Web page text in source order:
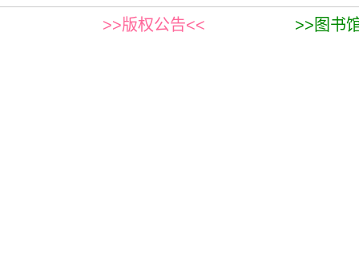
>>版权公告<< >>图书